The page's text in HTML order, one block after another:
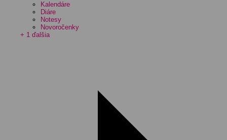
Kalendáre
Diáre
Notesy
Novoročenky
+ 1 ďalšia